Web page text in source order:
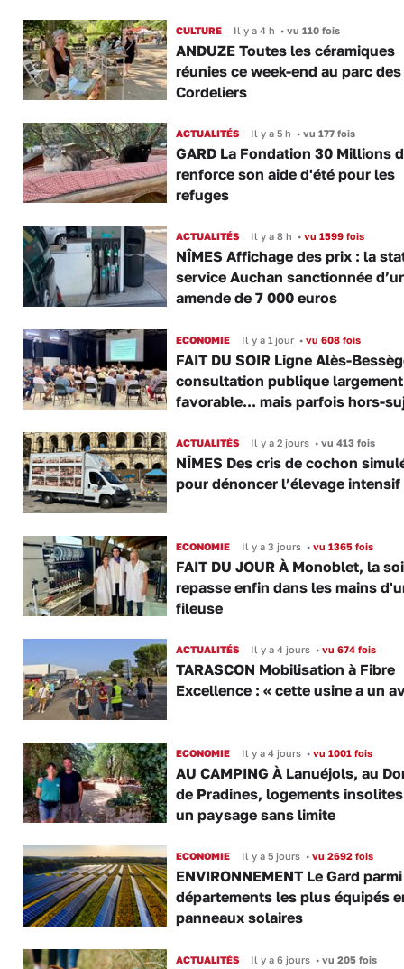
CULTURE Il y a 4 h •vu 110 fois
ANDUZE Toutes les céramiques
réunies ce week-end au parc des
Cordeliers
ACTUALITÉS Il y a 5 h •vu 177 fois
GARD La Fondation 30 Millions
renforce son aide d'été pour les
refuges
ACTUALITÉS Il y a 8 h •vu 1599 fois
NÎMES Affichage des prix : la
service Auchan sanctionnée
amende de 7 000 euros
ECONOMIE Il y a 1 jour •vu 608 fois
FAIT DU SOIR Ligne Alès-
consultation publique largement
favorable... mais parfois hors-
ACTUALITÉS Il y a 2 jours •vu 413 fois
NÎMES Des cris de cochon
pour dénoncer l’élevage intensif
ECONOMIE Il y a 3 jours •vu 1365 fois
FAIT DU JOUR À Monoblet, la
repasse enfin dans les mains
fileuse
ACTUALITÉS Il y a 4 jours •vu 674 fois
TARASCON Mobilisation à Fibre
Excellence : « cette usine a un
ECONOMIE Il y a 4 jours •vu 1001 fois
AU CAMPING À Lanuéjols, au
de Pradines, logements
un paysage sans limite
ECONOMIE Il y a 5 jours •vu 2692 fois
ENVIRONNEMENT Le Gard
départements les plus équipés
panneaux solaires
ACTUALITÉS Il y a 6 jours •vu 205 fois